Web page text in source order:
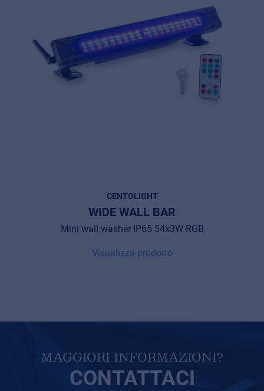
CENTOLIGHT
WIDE WALL BAR
Mini wall washer IP65 54x3W RGB
Visualizza prodotto
MAGGIORI INFORMAZIONI?
CONTATTACI